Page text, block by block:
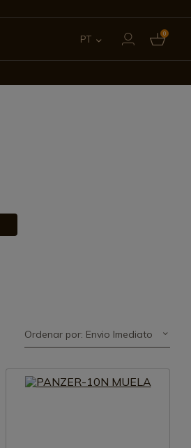
PT 0
Ordenar por: Envio Imediato